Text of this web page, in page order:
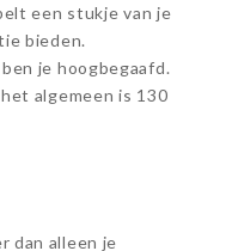
een stukje van je
bieden.
je hoogbegaafd.
algemeen is 130
dan alleen je